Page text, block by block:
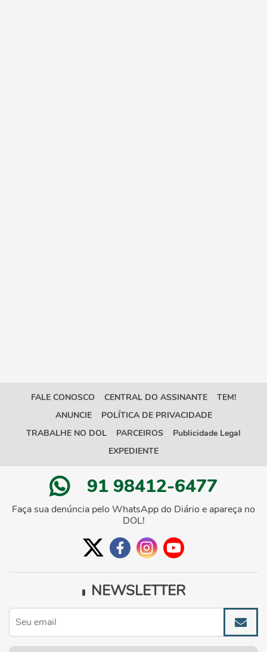
FALE CONOSCO CENTRAL DO ASSINANTE
TEM!
ANUNCIE
POLÍTICA DE PRIVACIDADE
TRABALHE NO DOL
PARCEIROS
Publicidade Legal
EXPEDIENTE
91 98412-6477
Faça sua denúncia pelo WhatsApp do Diário e apareça no
DOL!
NEWSLETTER